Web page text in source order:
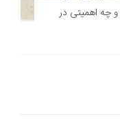
چه اهمیتی در